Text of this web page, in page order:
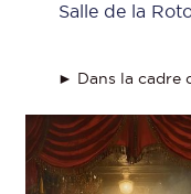
Salle de la
► Dans la cadre